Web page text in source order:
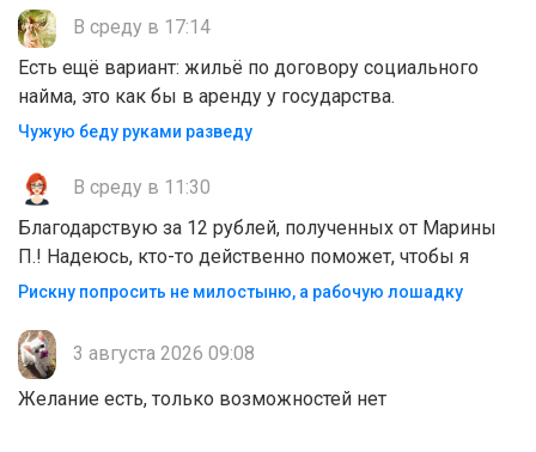
В среду в 17:14
Есть ещё вариант: жильё по договору социального
найма, это как бы в аренду у государства.
Чужую беду руками разведу
В среду в 11:30
Благодарствую за 12 рублей, полученных от Марины
П.! Надеюсь, кто-то действенно поможет, чтобы я
Рискну попросить не милостыню, а рабочую лошадку
3 августа 2026 09:08
Желание есть, только возможностей нет